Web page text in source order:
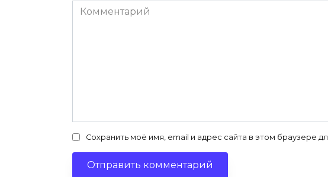
Комментарий
Сохранить моё имя, email и адрес сайта в этом браузере